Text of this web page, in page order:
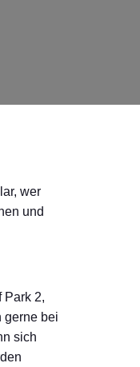
wer
und
Park 2,
gerne bei
sich